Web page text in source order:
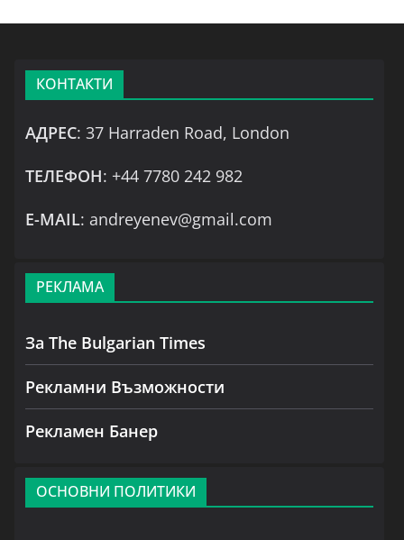
КОНТАКТИ
АДРЕС: 37 Harraden Road, London
ТЕЛЕФОН: +44 7780 242 982
Е-MAIL: andreyenev@gmail.com
РЕКЛАМА
За The Bulgarian Times
Рекламни Възможности
Рекламен Банер
ОСНОВНИ ПОЛИТИКИ